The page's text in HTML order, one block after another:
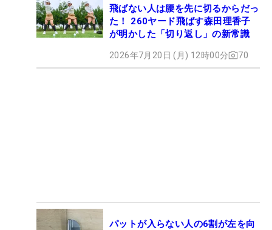
飛ばない人は腰を先に切るからだっ
た！ 260ヤード飛ばす森田理香子
が明かした「切り返し」の新常識
2026年7月20日 (月) 12時00分 70
パットが入らない人の6割が左を向